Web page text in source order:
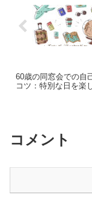
60歳の同窓会での自
コツ：特別な日を楽
コメント